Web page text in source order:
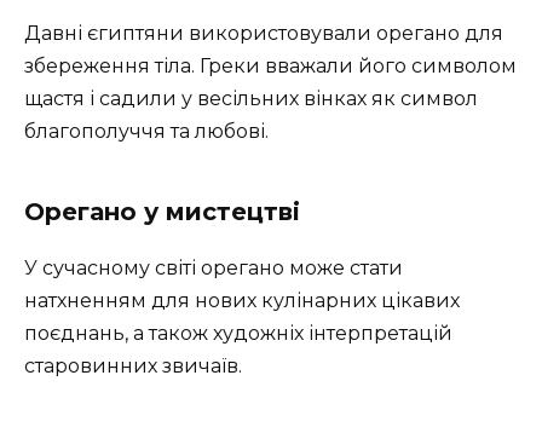
Давні єгиптяни використовували орегано для
збереження тіла. Греки вважали його символом
щастя і садили у весільних вінках як символ
благополуччя та любові.
Орегано у мистецтві
У сучасному світі орегано може стати
натхненням для нових кулінарних цікавих
поєднань, а також художніх інтерпретацій
старовинних звичаїв.